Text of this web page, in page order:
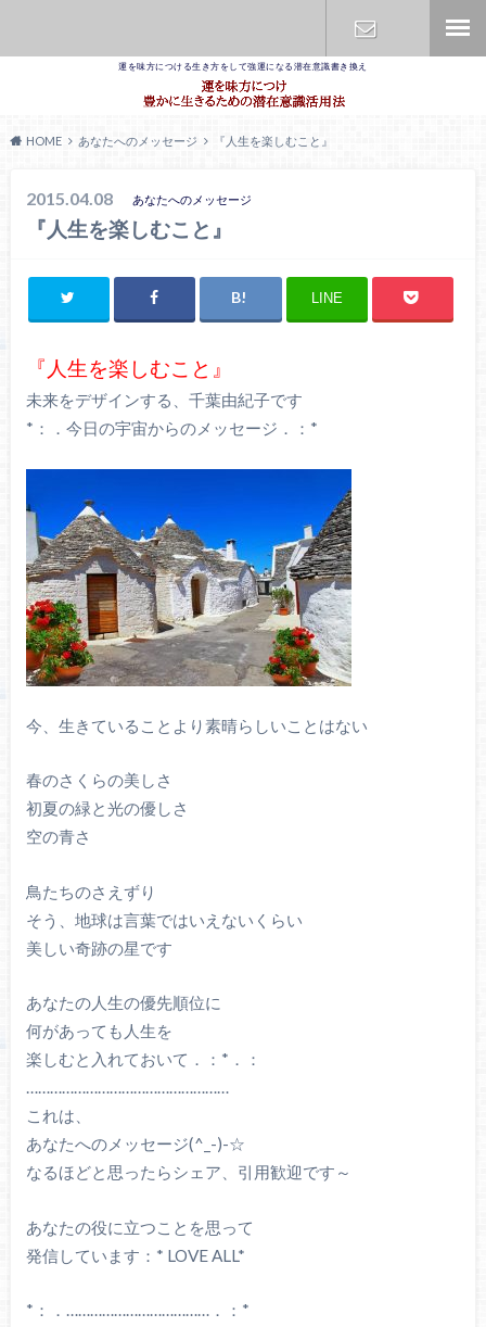
運を味方につける生き方をして強運になる潜在意識書き換え
HOME あなたへのメッセージ 『人生を楽しむこと』
2015.04.08 あなたへのメッセージ
『人生を楽しむこと』
LINE
『人生を楽しむこと』
未来をデザインする、千葉由紀子です
*：．今日の宇宙からのメッセージ．：*
今、生きていることより素晴らしいことはない
春のさくらの美しさ
初夏の緑と光の優しさ
空の青さ
鳥たちのさえずり
そう、地球は言葉ではいえないくらい
美しい奇跡の星です
あなたの人生の優先順位に
何があっても人生を
楽しむと入れておいて．：*．：
……………………………………………
これは、
あなたへのメッセージ(^_-)-☆
なるほどと思ったらシェア、引用歓迎です～
あなたの役に立つことを思って
発信しています：* LOVE ALL*
*：．………………………………．：*